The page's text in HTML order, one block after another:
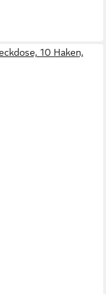
10 Haken,